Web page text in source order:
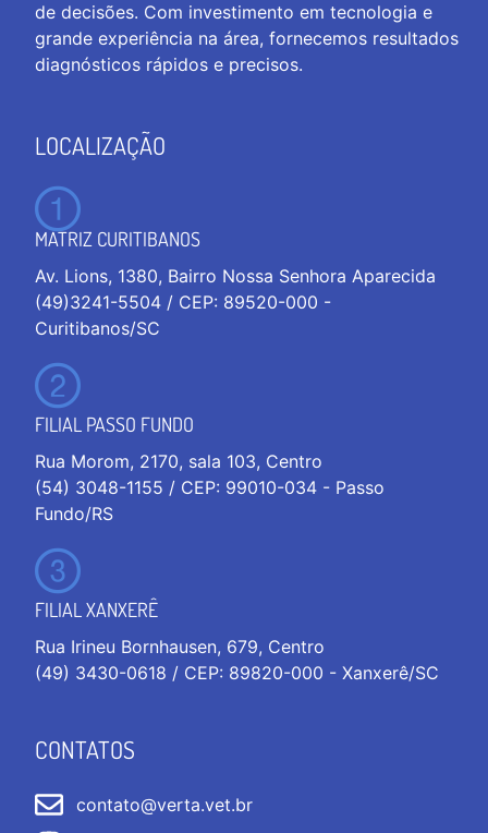
de decisões. Com investimento em tecnologia e
grande experiência na área, fornecemos resultados
diagnósticos rápidos e precisos.
LOCALIZAÇÃO
MATRIZ CURITIBANOS
Av. Lions, 1380, Bairro Nossa Senhora Aparecida
(49)3241-5504 / CEP: 89520-000 -
Curitibanos/SC
FILIAL PASSO FUNDO
Rua Morom, 2170, sala 103, Centro
(54) 3048-1155 / CEP: 99010-034 - Passo
Fundo/RS
FILIAL XANXERÊ
Rua Irineu Bornhausen, 679, Centro
(49) 3430-0618 / CEP: 89820-000 - Xanxerê/SC
CONTATOS
contato@verta.vet.br